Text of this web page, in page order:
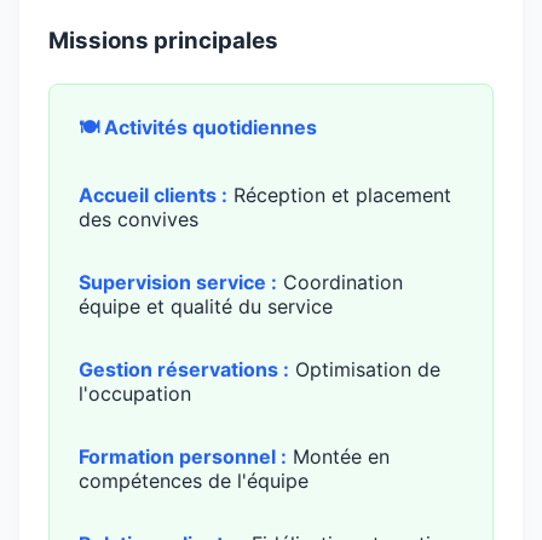
Missions principales
🍽️ Activités quotidiennes
Accueil clients : Réception et placement
des convives
Supervision service : Coordination
équipe et qualité du service
Gestion réservations : Optimisation de
l'occupation
Formation personnel : Montée en
compétences de l'équipe